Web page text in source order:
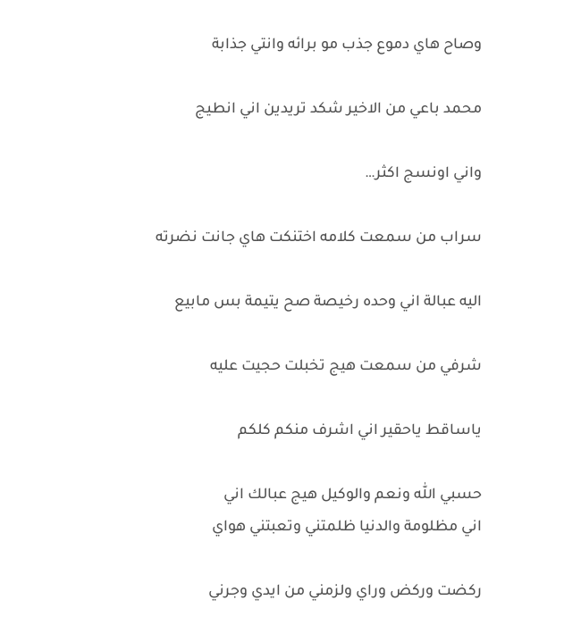
وصاح هاي دموع جذب مو برائه وانتي جذابة
محمد باعي من الاخير شكد تريدين اني انطيج
واني اونسج اكثر…
سراب من سمعت كلامه اختنكت هاي جانت نضرته
اليه عبالة اني وحده رخيصة صح يتيمة بس مابيع
شرفي من سمعت هيج تخبلت حجيت عليه
ياساقط ياحقير اني اشرف منكم كلكم
حسبي الله ونعم والوكيل هيج عبالك اني
اني مظلومة والدنيا ظلمتني وتعبتني هواي
ركضت وركض وراي ولزمني من ايدي وجرني